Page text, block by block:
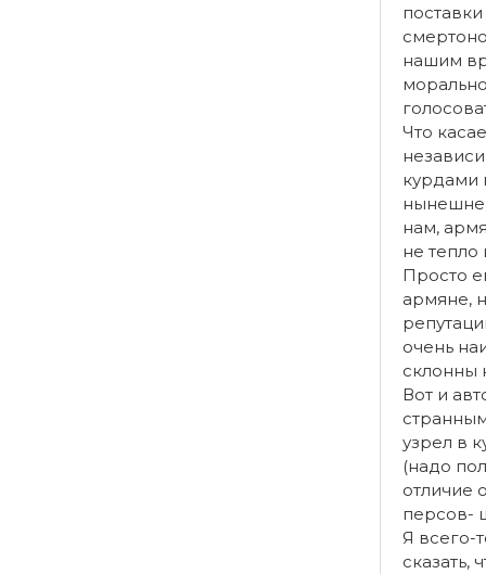
нашим
Что
курдами
нам,
не тепло
Просто
армяне,
очень
склонны
Вот и
узрел в
(надо
отличие
персов-
Я всего-
сказать,